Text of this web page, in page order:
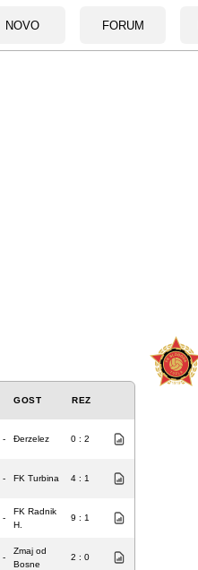
NOVO FORUM
GOST REZ
- Đerzelez 0 : 2
- FK Turbina 4 : 1
-
FK Radnik
H.
9 : 1
-
Zmaj od
Bosne
2 : 0